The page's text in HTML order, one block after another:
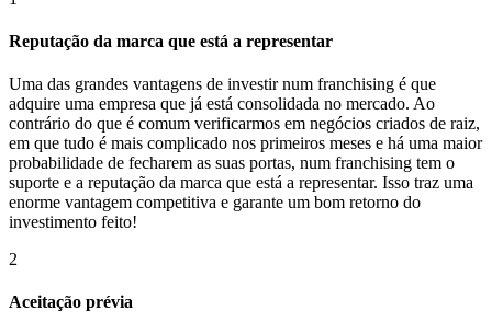
Reputação da marca que está a representar
Uma das grandes vantagens de investir num franchising é que
adquire uma empresa que já está consolidada no mercado. Ao
contrário do que é comum verificarmos em negócios criados de raiz,
em que tudo é mais complicado nos primeiros meses e há uma maior
probabilidade de fecharem as suas portas, num franchising tem o
suporte e a reputação da marca que está a representar. Isso traz uma
enorme vantagem competitiva e garante um bom retorno do
investimento feito!
2
Aceitação prévia